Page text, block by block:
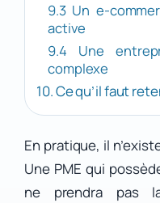
9.3 Un e-
active
9.4 Une
complexe
10. Ce qu’il faut
En pratique, il
Une PME qui
ne prendra pas